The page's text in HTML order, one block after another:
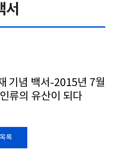
서
기념 백서-2015년 7월
류의 유산이 되다
목록